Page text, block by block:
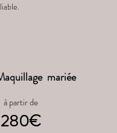
à partir de
280€
mariée